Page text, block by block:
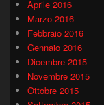
Aprile 2016
Marzo 2016
Febbraio 2016
Gennaio 2016
Dicembre 2015
Novembre 2015
Ottobre 2015